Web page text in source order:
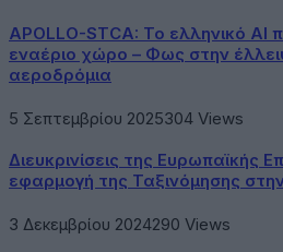
APOLLO-STCA: Το ελληνικό AI
εναέριο χώρο – Φως στην
αεροδρόμια
5 Σεπτεμβρίου 2025304 Views
Διευκρινίσεις της Ευρωπαϊκής
εφαρμογή της Ταξινόμησης
3 Δεκεμβρίου 2024290 Views